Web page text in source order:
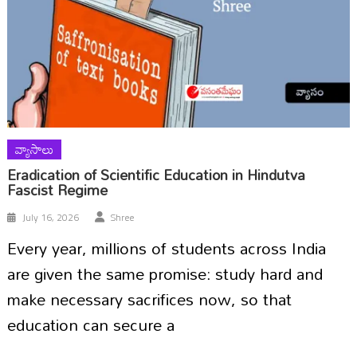
వ్యాసాలు
Eradication of Scientific Education in Hindutva
Fascist Regime
July 16, 2026 Shree
Every year, millions of students across India
are given the same promise: study hard and
make necessary sacrifices now, so that
education can secure a